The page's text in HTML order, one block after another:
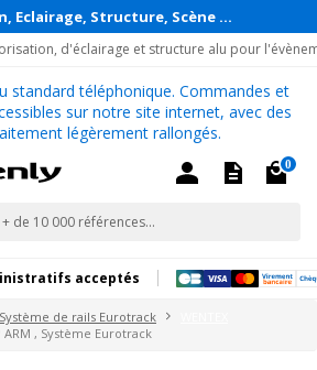
Eclairage, Structure, Scène ...
d'éclairage et structure alu pour
standard téléphonique. Commandes et
sur notre site internet, avec des
légèrement rallongés.
0
acceptés
Système de rails Eurotrack
ARM , Système Eurotrack